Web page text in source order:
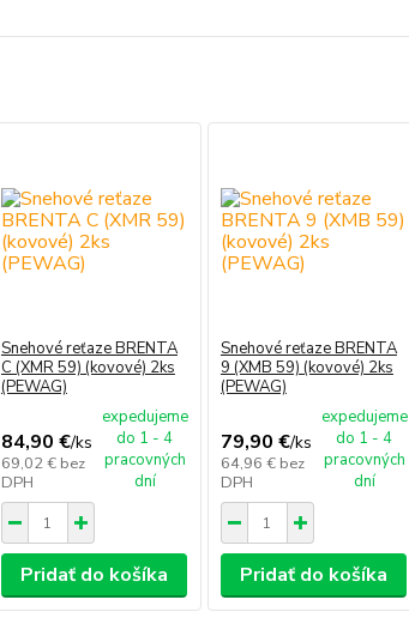
Snehové reťaze BRENTA
C (XMR 59) (kovové) 2ks
(PEWAG)
84,90 €/ks
69,02 € bez
DPH
expedujeme
do 1 - 4
pracovných
dní
Pridať do košíka
Snehové reťaze BRENTA
9 (XMB 59) (kovové) 2ks
(PEWAG)
79,90 €/ks
64,96 € bez
DPH
expedujeme
do 1 - 4
pracovných
dní
Pridať do košíka